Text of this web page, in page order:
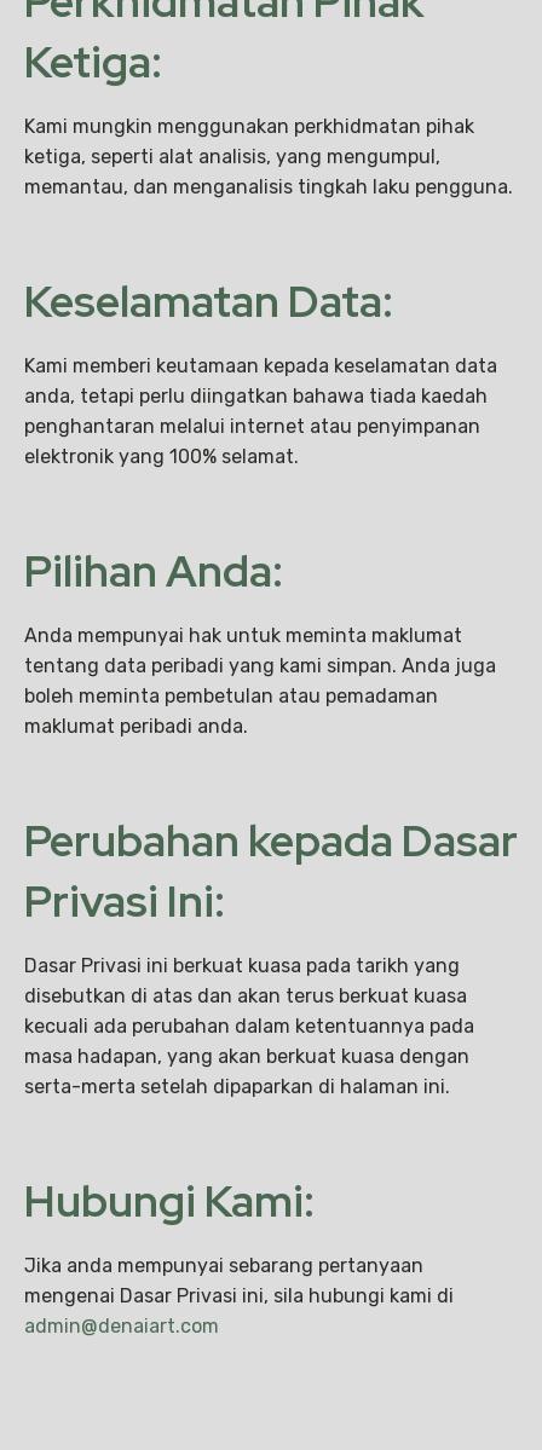
Ketiga:
Kami mungkin menggunakan perkhidmatan pihak
ketiga, seperti alat analisis, yang mengumpul,
memantau, dan menganalisis tingkah laku pengguna.
Keselamatan Data:
Kami memberi keutamaan kepada keselamatan data
anda, tetapi perlu diingatkan bahawa tiada kaedah
penghantaran melalui internet atau penyimpanan
elektronik yang 100% selamat.
Pilihan Anda:
Anda mempunyai hak untuk meminta maklumat
tentang data peribadi yang kami simpan. Anda juga
boleh meminta pembetulan atau pemadaman
maklumat peribadi anda.
Perubahan kepada Dasar
Privasi Ini:
Dasar Privasi ini berkuat kuasa pada tarikh yang
disebutkan di atas dan akan terus berkuat kuasa
kecuali ada perubahan dalam ketentuannya pada
masa hadapan, yang akan berkuat kuasa dengan
serta-merta setelah dipaparkan di halaman ini.
Hubungi Kami:
Jika anda mempunyai sebarang pertanyaan
mengenai Dasar Privasi ini, sila hubungi kami di
admin@denaiart.com